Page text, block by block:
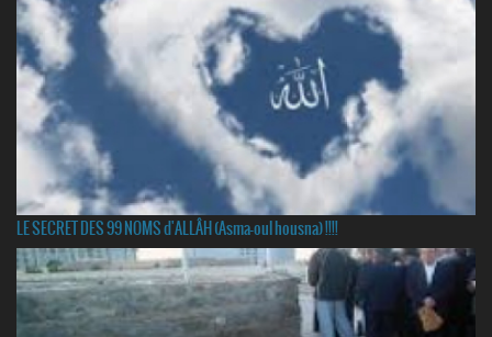
LE SECRET DES 99 NOMS d'ALLÂH (Asma-oul housna) !!!!